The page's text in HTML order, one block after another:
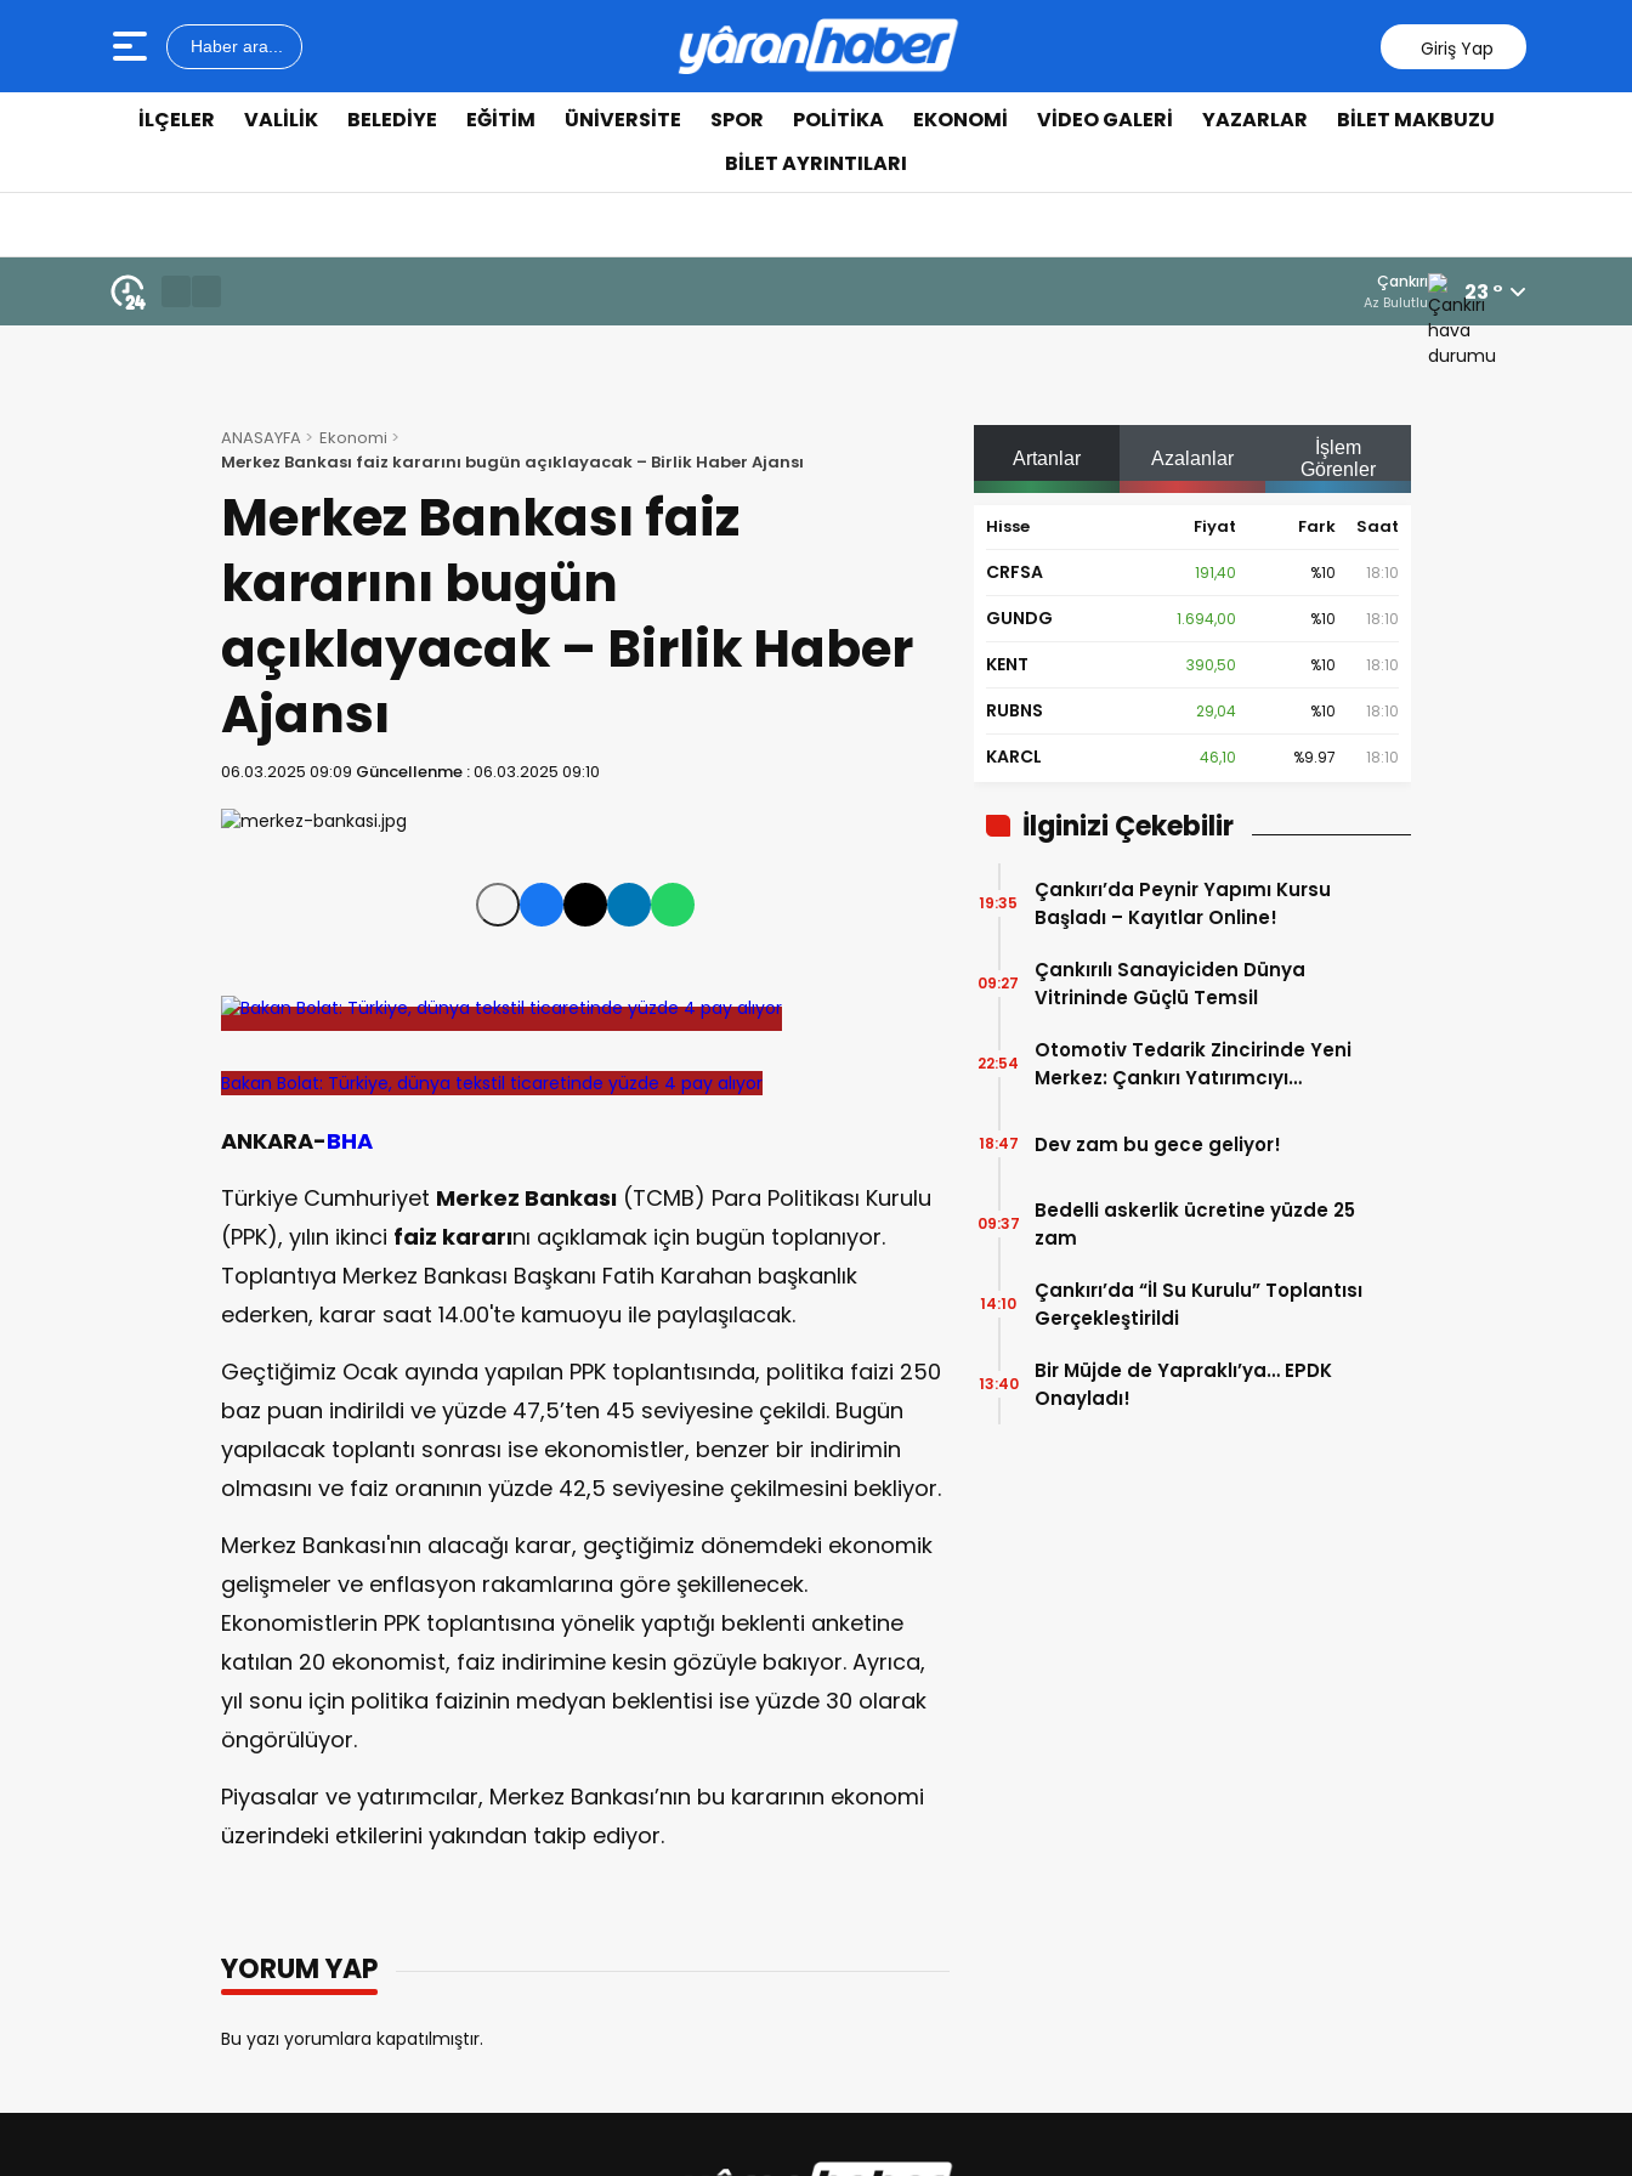
Haber ara... Giriş Yap
İLÇELER VALILIK BELEDIYE EĞITIM ÜNIVERSITE SPOR POLITIKA EKONOMI VIDEO GALERI YAZARLAR
BILET MAKBUZU
BILET AYRINTILARI
Çankırı
Az Bulutlu 23 °
ANASAYFA
Ekonomi
Merkez Bankası faiz kararını bugün açıklayacak – Birlik Haber Ajansı
Merkez Bankası faiz
kararını bugün
açıklayacak – Birlik Haber
Ajansı
06.03.2025 09:09 Güncellenme :06.03.2025 09:10
Bakan Bolat: Türkiye, dünya tekstil ticaretinde yüzde 4 pay alıyor
ANKARA-BHA
Türkiye Cumhuriyet Merkez Bankası (TCMB) Para Politikası Kurulu
(PPK), yılın ikinci faiz kararını açıklamak için bugün toplanıyor.
Toplantıya Merkez Bankası Başkanı Fatih Karahan başkanlık
ederken, karar saat 14.00'te kamuoyu ile paylaşılacak.
Geçtiğimiz Ocak ayında yapılan PPK toplantısında, politika faizi 250
baz puan indirildi ve yüzde 47,5’ten 45 seviyesine çekildi. Bugün
yapılacak toplantı sonrası ise ekonomistler, benzer bir indirimin
olmasını ve faiz oranının yüzde 42,5 seviyesine çekilmesini bekliyor.
Merkez Bankası'nın alacağı karar, geçtiğimiz dönemdeki ekonomik
gelişmeler ve enflasyon rakamlarına göre şekillenecek.
Ekonomistlerin PPK toplantısına yönelik yaptığı beklenti anketine
katılan 20 ekonomist, faiz indirimine kesin gözüyle bakıyor. Ayrıca,
yıl sonu için politika faizinin medyan beklentisi ise yüzde 30 olarak
öngörülüyor.
Piyasalar ve yatırımcılar, Merkez Bankası’nın bu kararının ekonomi
üzerindeki etkilerini yakından takip ediyor.
YORUM YAP
Bu yazı yorumlara kapatılmıştır.
Artanlar Azalanlar
İşlem
Görenler
Hisse Fiyat Fark Saat
CRFSA 191,40 %10 18:10
GUNDG 1.694,00 %10 18:10
KENT 390,50 %10 18:10
RUBNS 29,04 %10 18:10
KARCL 46,10 %9.97 18:10
İlginizi Çekebilir
Çankırı’da Peynir Yapımı Kursu
Başladı – Kayıtlar Online!
19:35
Çankırılı Sanayiciden Dünya
Vitrininde Güçlü Temsil
09:27
Otomotiv Tedarik Zincirinde Yeni
Merkez: Çankırı Yatırımcıyı
22:54
Dev zam bu gece geliyor!
18:47
Bedelli askerlik ücretine yüzde 25
zam
09:37
Çankırı’da “İl Su Kurulu” Toplantısı
Gerçekleştirildi
14:10
Bir Müjde de Yapraklı’ya… EPDK
Onayladı!
13:40